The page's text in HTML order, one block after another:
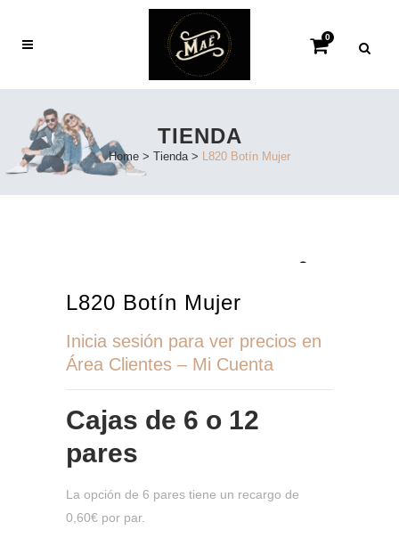
0
TIENDA
Home > Tienda> L820 Botín Mujer
L820 Botín Mujer
Inicia sesión para ver precios en
Área Clientes – Mi Cuenta
Cajas de 6 o 12
pares
La opción de 6 pares tiene un recargo de
0,60€ por par.